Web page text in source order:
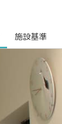
施設基準